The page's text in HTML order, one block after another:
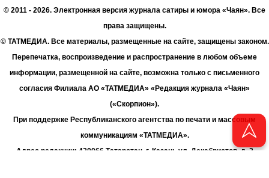
© 2011 - 2026. Электронная версия журнала сатиры и юмора «Чаян». Все
права защищены.
© ТАТМЕДИА. Все материалы, размещенные на сайте, защищены законом.
Перепечатка, воспроизведение и распространение в любом объеме
информации, размещенной на сайте, возможна только с письменного
согласия Филиала АО «ТАТМЕДИА» «Редакция журнала «Чаян»
(«Скорпион»).
При поддержке Республиканского агентства по печати и массовым
коммуникациям «ТАТМЕДИА».
Адрес редакции: 420066 Татарстан, г. Казань ул. Декабристов, д. 2